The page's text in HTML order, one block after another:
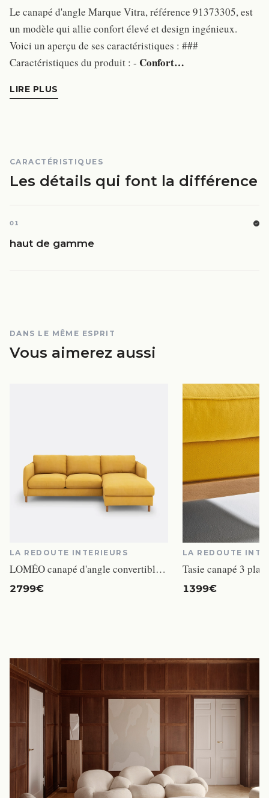
Le canapé d'angle Marque Vitra, référence 91373305, est
un modèle qui allie confort élevé et design ingénieux.
Voici un aperçu de ses caractéristiques : ###
Caractéristiques du produit : - Confort…
LIRE PLUS
CARACTÉRISTIQUES
Les détails qui font la différence
01
haut de gamme
DANS LE MÊME ESPRIT
Vous aimerez aussi
LA REDOUTE INTERIEURS
LOMÉO canapé d'angle convertible 4 places lin jaune
2799€
LA REDOUTE
1399€